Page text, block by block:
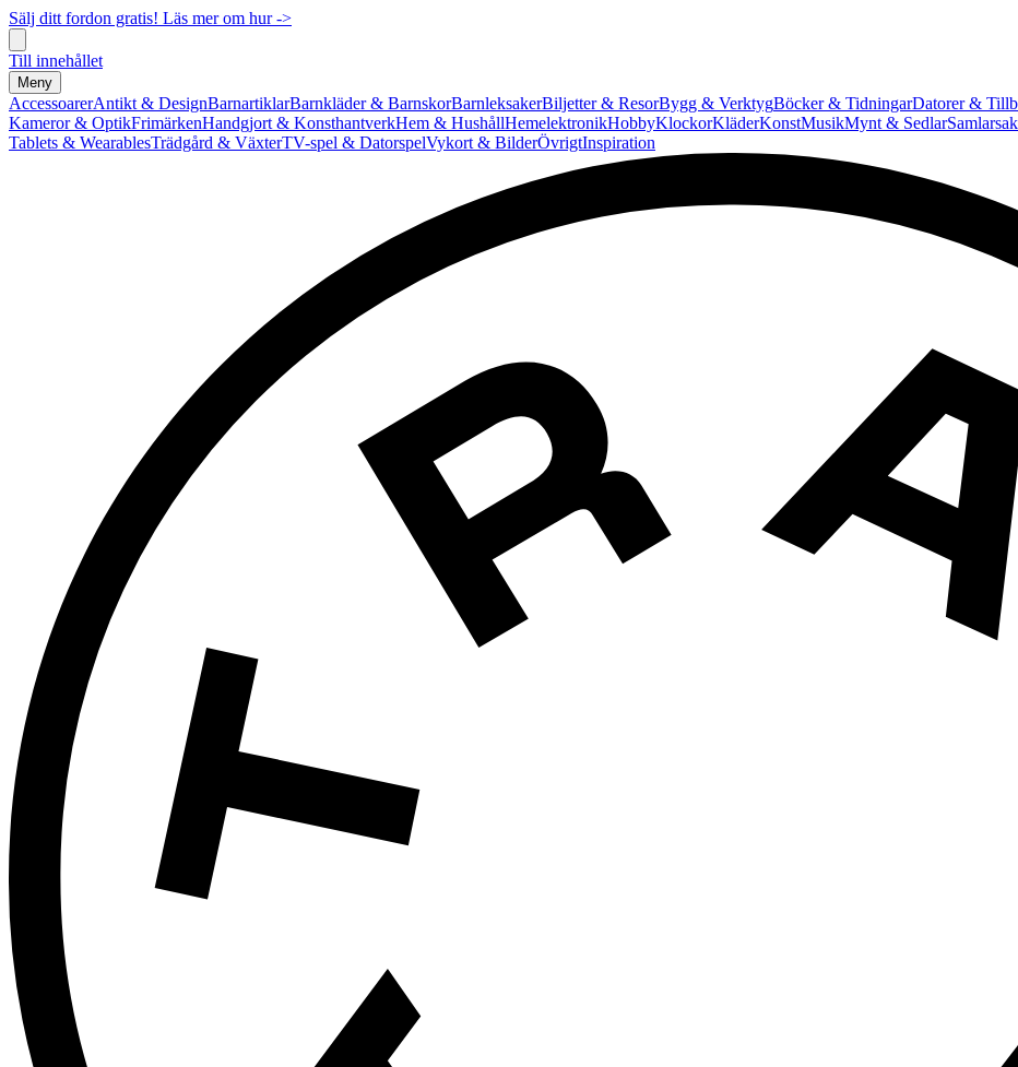
Sälj ditt fordon gratis! Läs mer om hur ->
Till innehållet
Meny
AccessoarerAntikt & DesignBarnartiklarBarnkläder & BarnskorBarnleksakerBiljetter & ResorBygg & VerktygBöcker & TidningarDatorer &
Kameror & OptikFrimärkenHandgjort & KonsthantverkHem & HushållHemelektronikHobbyKlockorKläderKonstMusikMynt & Sedlar
Tablets & WearablesTrädgård & VäxterTV-spel & DatorspelVykort & BilderÖvrigtInspiration